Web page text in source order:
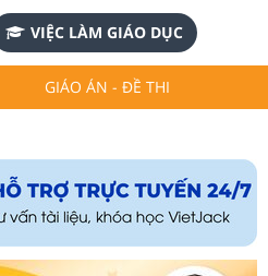
VIỆC LÀM GIÁO DỤC
GIÁO ÁN - ĐỀ THI